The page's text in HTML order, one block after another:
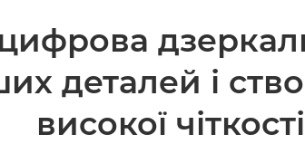
деталей і
високої чіткості